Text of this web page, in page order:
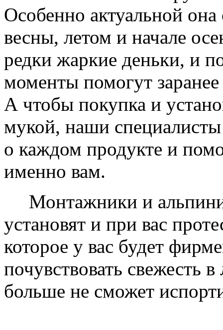
Особенно актуальной она
весны, летом и начале
редки жаркие деньки, и
моменты помогут
А чтобы покупка и
мукой, наши специалисты
о каждом продукте и
именно вам.
Монтажники и
установят и при вас
которое у вас будет
почувствовать свежесть
больше не сможет